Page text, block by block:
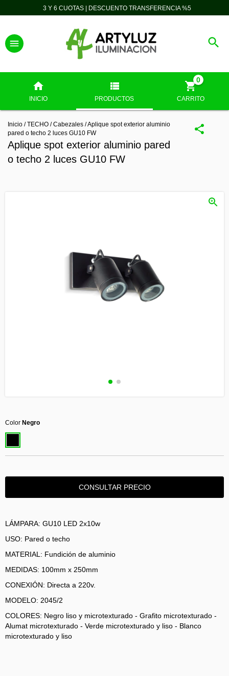
3 Y 6 CUOTAS | DESCUENTO TRANSFERENCIA %5
INICIO PRODUCTOS CARRITO
0
Inicio / TECHO / Cabezales /Aplique spot exterior aluminio
pared o techo 2 luces GU10 FW
Aplique spot exterior aluminio pared
o techo 2 luces GU10 FW
Color Negro
LÁMPARA: GU10 LED 2x10w
USO: Pared o techo
MATERIAL: Fundición de aluminio
MEDIDAS: 100mm x 250mm
CONEXIÓN: Directa a 220v.
MODELO: 2045/2
COLORES: Negro liso y microtexturado - Grafito microtexturado -
Alumat microtexturado - Verde microtexturado y liso - Blanco
microtexturado y liso